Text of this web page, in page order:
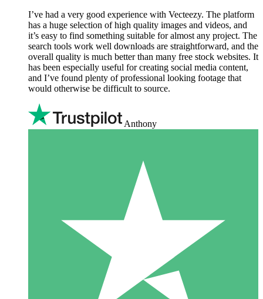
I’ve had a very good experience with Vecteezy. The platform
has a huge selection of high quality images and videos, and
it’s easy to find something suitable for almost any project. The
search tools work well downloads are straightforward, and the
overall quality is much better than many free stock websites. It
has been especially useful for creating social media content,
and I’ve found plenty of professional looking footage that
would otherwise be difficult to source.
Anthony